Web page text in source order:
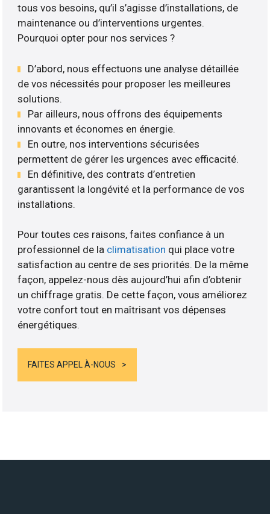
tous vos besoins, qu’il s’agisse d’installations, de
maintenance ou d’interventions urgentes.
Pourquoi opter pour nos services ?
D’abord, nous effectuons une analyse détaillée
de vos nécessités pour proposer les meilleures
solutions.
Par ailleurs, nous offrons des équipements
innovants et économes en énergie.
En outre, nos interventions sécurisées
permettent de gérer les urgences avec efficacité.
En définitive, des contrats d’entretien
garantissent la longévité et la performance de vos
installations.
Pour toutes ces raisons, faites confiance à un
professionnel de la climatisation qui place votre
satisfaction au centre de ses priorités. De la même
façon, appelez-nous dès aujourd’hui afin d’obtenir
un chiffrage gratis. De cette façon, vous améliorez
votre confort tout en maîtrisant vos dépenses
énergétiques.
FAITES APPEL À-NOUS